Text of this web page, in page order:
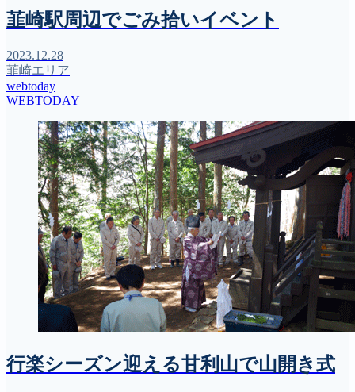
韮崎駅周辺でごみ拾いイベント
2023.12.28
韮崎エリア
webtoday
WEBTODAY
行楽シーズン迎える甘利山で山開き式